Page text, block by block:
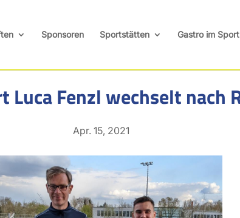
Sponsoren Sportstätten Gastro im
Luca Fenzl wechselt nach
Apr. 15, 2021